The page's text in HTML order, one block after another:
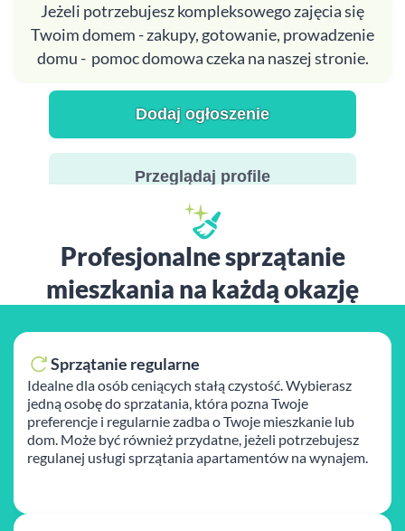
Jeżeli potrzebujesz kompleksowego zajęcia się
Twoim domem - zakupy, gotowanie, prowadzenie
domu - pomoc domowa czeka na naszej stronie.
Dodaj ogłoszenie
Przeglądaj profile
Profesjonalne sprzątanie
mieszkania na każdą okazję
Sprzątanie regularne
Idealne dla osób ceniących stałą czystość. Wybierasz
jedną osobę do sprzatania, która pozna Twoje
preferencje i regularnie zadba o Twoje mieszkanie lub
dom. Może być również przydatne, jeżeli potrzebujesz
regulanej usługi sprzątania apartamentów na wynajem.